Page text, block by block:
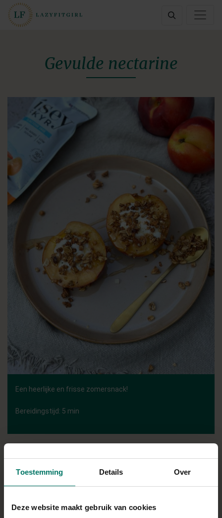
Toestemming Details Over
Deze website maakt gebruik van cookies
Gevulde nectarine
Een heerlijke en frisse zomersnack!
Bereidingstijd: 5 min
1 persoon
Ísey Skyr knijpverpakking Mandarin Pie